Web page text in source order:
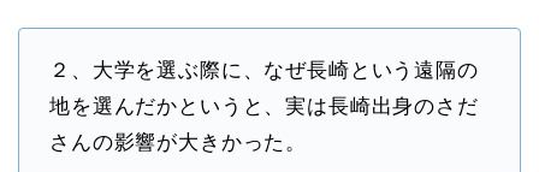
２、大学を選ぶ際に、なぜ長崎という遠隔の
地を選んだかというと、実は長崎出身のさだ
さんの影響が大きかった。